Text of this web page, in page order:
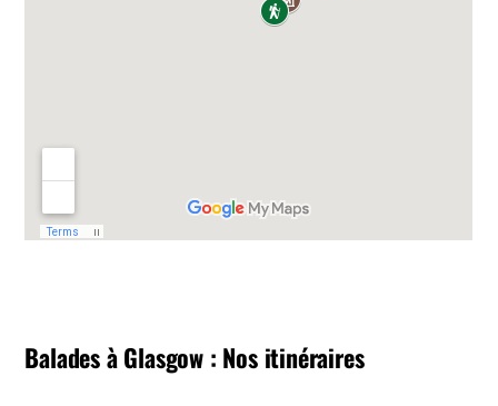
Balades à Glasgow : Nos itinéraires